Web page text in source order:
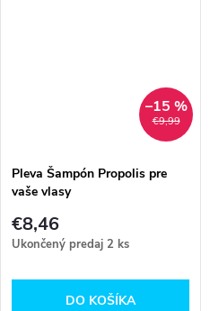
€9,99
–15 %
Pleva Šampón Propolis pre
vaše vlasy
€8,46
Ukončený predaj 2 ks
DO KOŠÍKA